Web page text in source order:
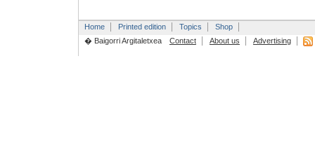
Home Printed edition Topics
Shop
� Baigorri Argitaletxea
Contact About us Advertising